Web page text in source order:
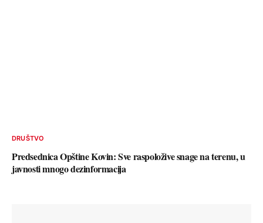
DRUŠTVO
Predsednica Opštine Kovin: Sve raspoložive snage na terenu, u
javnosti mnogo dezinformacija